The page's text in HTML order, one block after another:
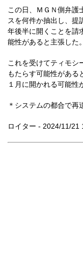
この日、ＭＧＮ側弁護
スを何件か抽出し、提
年後半に開くことを請
能性があると主張した。
これを受けてティモシ
もたらす可能性がある
１月に開かれる可能性
＊システムの都合で再
ロイター - 2024/11/21